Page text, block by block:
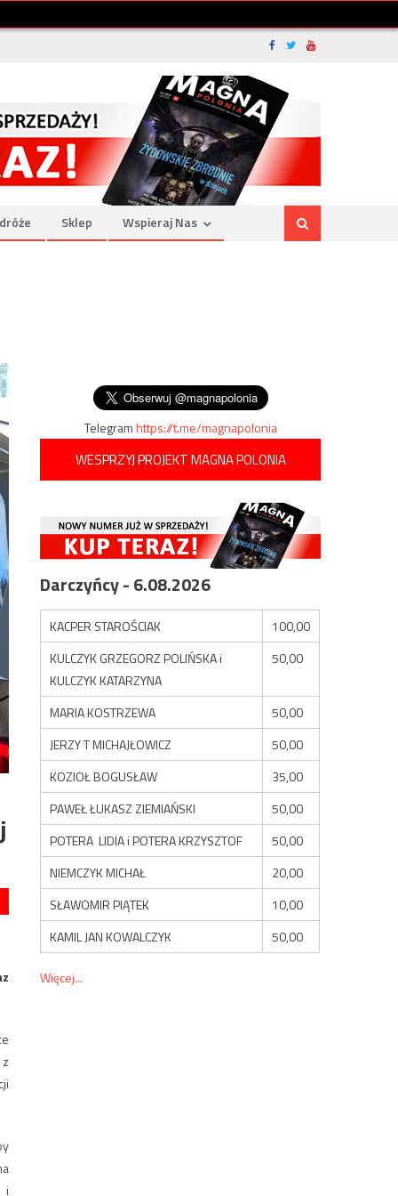
Sklep Wspieraj Nas
i
Telegramhttps://t.me/magnapolonia
WESPRZYJ PROJEKT MAGNA POLONIA
Darczyńcy - 6.08.2026
KACPER STAROŚCIAK
100,00
KULCZYK GRZEGORZ POLIŃSKA i
KULCZYK KATARZYNA
50,00
MARIA KOSTRZEWA
50,00
JERZY T MICHAJŁOWICZ
50,00
KOZIOŁ BOGUSŁAW
35,00
PAWEŁ ŁUKASZ ZIEMIAŃSKI
50,00
POTERA LIDIA i POTERA KRZYSZTOF
50,00
NIEMCZYK MICHAŁ
20,00
SŁAWOMIR PIĄTEK
10,00
KAMIL JAN KOWALCZYK
50,00
Więcej...